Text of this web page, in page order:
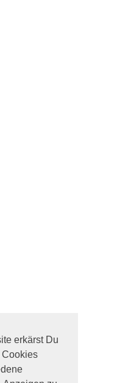
erkärst Du
Cookies